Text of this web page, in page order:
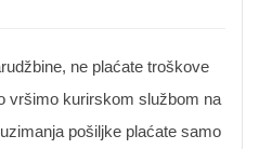
ne plaćate troškove
vršimo kurirskom službom na
pošiljke plaćate samo